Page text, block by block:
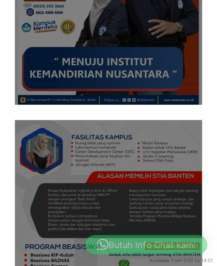
Butuh Info Chat kami
Available from 0:01 to 14:01